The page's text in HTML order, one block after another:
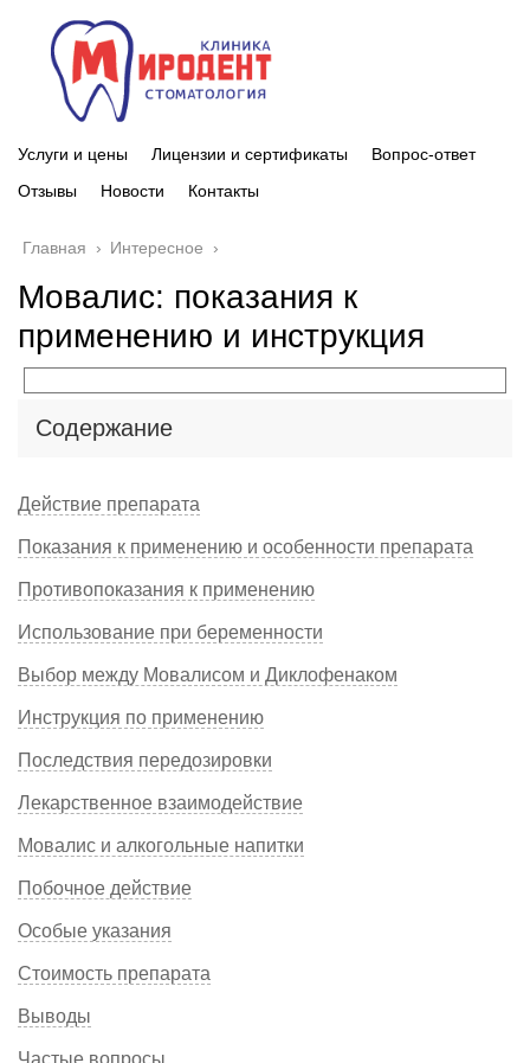
Услуги и цены Лицензии и сертификаты
Вопрос-ответ
Отзывы
Новости Контакты
Главная › Интересное ›
Мовалис: показания к
применению и инструкция
Содержание
Действие препарата
Показания к применению и особенности препарата
Противопоказания к применению
Использование при беременности
Выбор между Мовалисом и Диклофенаком
Инструкция по применению
Последствия передозировки
Лекарственное взаимодействие
Мовалис и алкогольные напитки
Побочное действие
Особые указания
Стоимость препарата
Выводы
Частые вопросы